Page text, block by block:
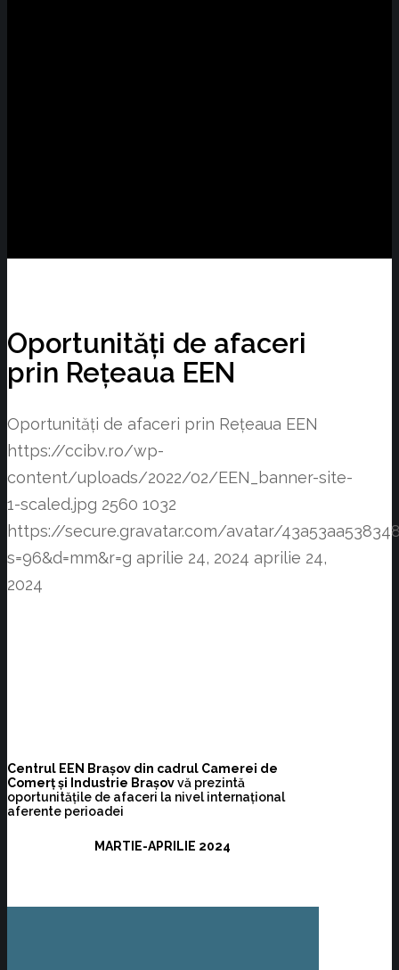
Oportunități de afaceri
prin Rețeaua EEN
Oportunități de afaceri prin Rețeaua EEN
https://ccibv.ro/wp-
content/uploads/2022/02/EEN_banner-site-
1-scaled.jpg 2560 1032
https://secure.gravatar.com/avatar/
s=96&d=mm&r=g aprilie 24, 2024 aprilie 24,
2024
Centrul EEN Brașov din cadrul Camerei de
Comerț și Industrie Brașovvă prezintă
oportunitățile de afaceri la nivel internațional
aferente perioadei
MARTIE-APRILIE 2024